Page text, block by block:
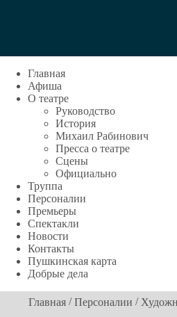
Главная
Афиша
О театре
Руководство
История
Михаил Рабинович
Пресса о театре
Сцены
Официально
Труппа
Персоналии
Премьеры
Спектакли
Новости
Контакты
Пушкинская карта
Добрые дела
Главная /Персоналии /